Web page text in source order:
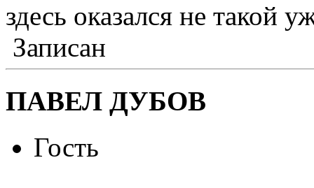
здесь оказался не такой
Записан
ПАВЕЛ ДУБОВ
Гость